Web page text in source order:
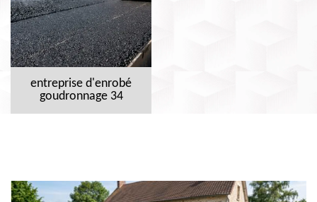
entreprise d'enrobé
goudronnage 34